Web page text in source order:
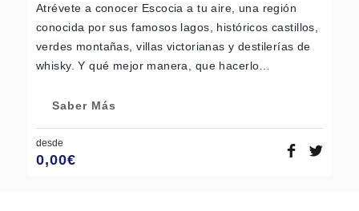
Atrévete a conocer Escocia a tu aire, una región
conocida por sus famosos lagos, históricos castillos,
verdes montañas, villas victorianas y destilerías de
whisky. Y qué mejor manera, que hacerlo…
Saber Más
desde
0,00€